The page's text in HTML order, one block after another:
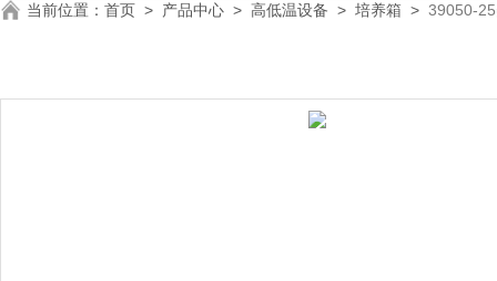
当前位置： 首页 > 产品中心 > 高低温设备 > 培养箱 > 39050-